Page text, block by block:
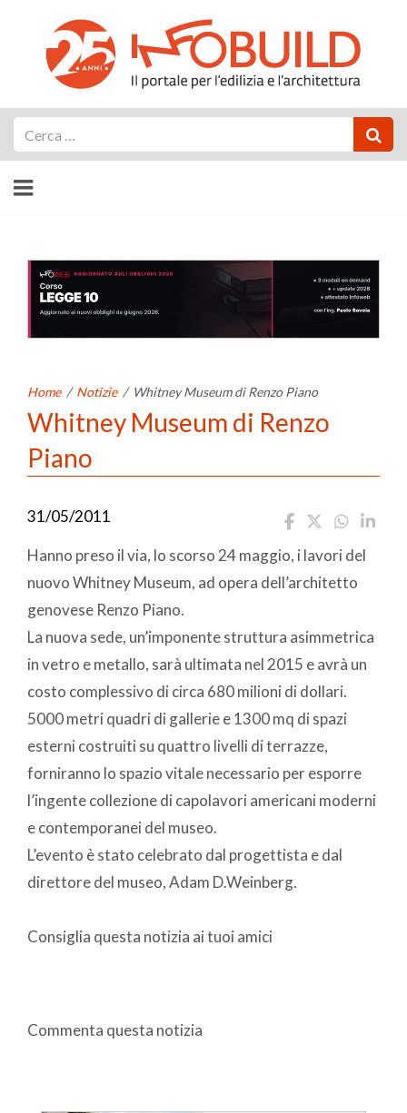
Home / Notizie / Whitney Museum di Renzo Piano
Whitney Museum di Renzo
Piano
31/05/2011
Hanno preso il via, lo scorso 24 maggio, i lavori del
nuovo Whitney Museum, ad opera dell’architetto
genovese Renzo Piano.
La nuova sede, un’imponente struttura asimmetrica
in vetro e metallo, sarà ultimata nel 2015 e avrà un
costo complessivo di circa 680 milioni di dollari.
5000 metri quadri di gallerie e 1300 mq di spazi
esterni costruiti su quattro livelli di terrazze,
forniranno lo spazio vitale necessario per esporre
l’ingente collezione di capolavori americani moderni
e contemporanei del museo.
L’evento è stato celebrato dal progettista e dal
direttore del museo, Adam D.Weinberg.
Consiglia questa notizia ai tuoi amici
Commenta questa notizia